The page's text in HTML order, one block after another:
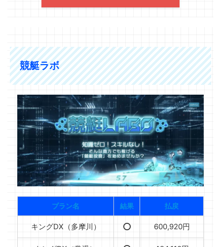
競艇ラボ
プラン名 結果 払戻
キングDX（多摩川） ⭕️ 600,920円